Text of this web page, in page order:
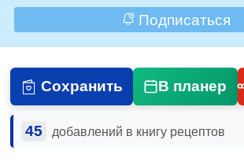
Подписаться
Сохранить В планер
45 добавлений в книгу рецептов